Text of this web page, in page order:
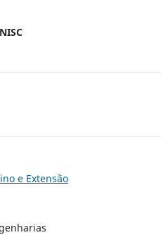
e Extensão